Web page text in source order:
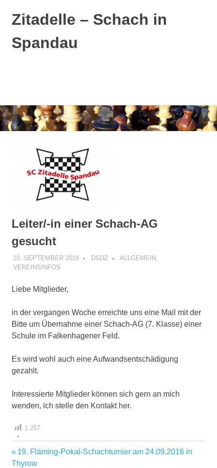
Zum
Inhalt
springen
Zitadelle – Schach in
Spandau
Leiter/-in einer Schach-AG
gesucht
10. SEPTEMBER 2016 DSDZ ALLGEMEIN,
VEREINSINFOS
Liebe Mitglieder,
in der vergangen Woche erreichte uns eine Mail mit der
Bitte um Übernahme einer Schach-AG (7. Klasse) einer
Schule im Falkenhagener Feld.
Es wird wohl auch eine Aufwandsentschädigung
gezahlt.
Interessierte Mitglieder können sich gern an mich
wenden, ich stelle den Kontakt her.
1.257
Beitragsnavigation
Vorheriger
Beitrag:
19. Fläming-Pokal-Schachturnier am 24.09.2016 in
Thyrow